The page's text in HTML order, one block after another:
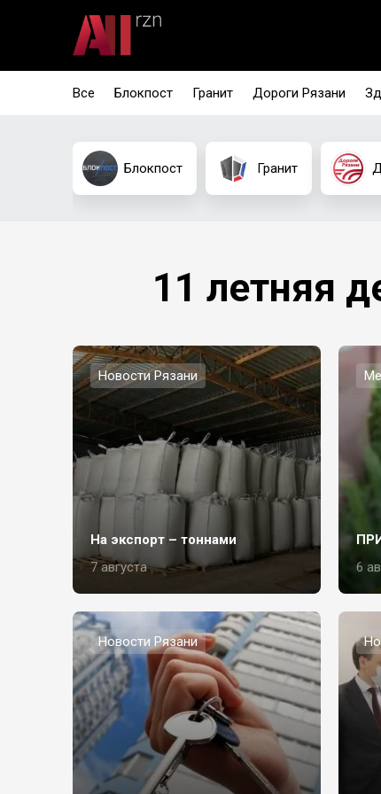
Все Блокпост Гранит Дороги Рязани
Блокпост Гранит
11 летняя
Новости Рязани
На экспорт – тоннами
7 августа
6
Новости Рязани